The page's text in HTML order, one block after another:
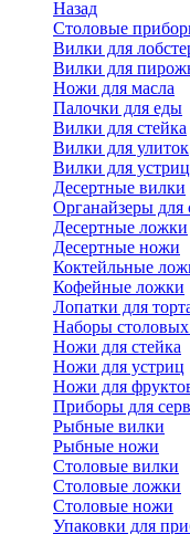
Назад
Cтоловые
Вилки для
Вилки для
Ножи для масла
Палочки для еды
Вилки для стейка
Вилки для улиток
Вилки для устриц
Десертные вилки
Органайзеры для
Десертные ложки
Десертные ножи
Коктейльные
Кофейные ложки
Лопатки для
Наборы
Ножи для стейка
Ножи для устриц
Ножи для
Приборы для
Рыбные вилки
Рыбные ножи
Столовые вилки
Столовые ложки
Столовые ножи
Упаковки для